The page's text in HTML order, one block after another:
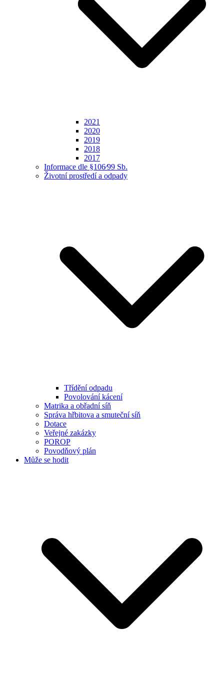
2021
2020
2019
2018
2017
Informace dle §106⁄99 Sb.
Životní prostředí a odpady
Třídění odpadu
Povolování kácení
Matrika a obřadní síň
Správa hřbitova a smuteční síň
Dotace
Veřejné zakázky
POROP
Povodňový plán
Může se hodit